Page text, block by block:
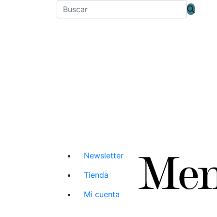
Newsletter
Tienda
Mi cuenta